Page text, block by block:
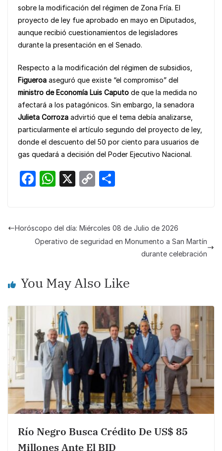
sobre la modificación del régimen de Zona Fría. El
proyecto de ley fue aprobado en mayo en Diputados,
aunque recibió cuestionamientos de legisladores
durante la presentación en el Senado.
Respecto a la modificación del régimen de subsidios,
Figueroa aseguró que existe “el compromiso” del
ministro de Economía Luis Caputo de que la medida no
afectará a los patagónicos. Sin embargo, la senadora
Julieta Corroza advirtió que el tema debía analizarse,
particularmente el artículo segundo del proyecto de ley,
donde el descuento del 50 por ciento para usuarios de
gas quedará a decisión del Poder Ejecutivo Nacional.
F
e
b
k
W
s
A
p
X
C
y
Li
e
Horóscopo del día: Miércoles 08 de Julio de 2026
Operativo de seguridad en Monumento a San Martín
durante celebración
You May Also Like
Río Negro Busca Crédito De US$ 85
Millones Ante El BID